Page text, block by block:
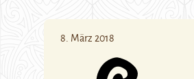
8. März 2018